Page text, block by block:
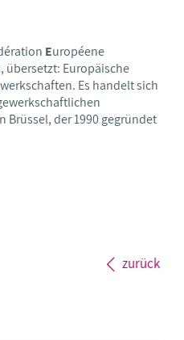
Européene
übersetzt: Europäische
Es handelt sich
Brüssel, der 1990 gegründet
zurück